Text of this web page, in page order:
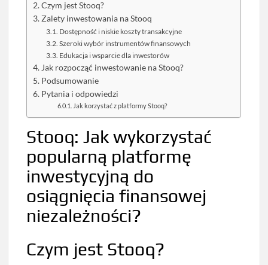
Czym jest Stooq?
Zalety inwestowania na Stooq
Dostępność i niskie koszty transakcyjne
Szeroki wybór instrumentów finansowych
Edukacja i wsparcie dla inwestorów
Jak rozpocząć inwestowanie na Stooq?
Podsumowanie
Pytania i odpowiedzi
Jak korzystać z platformy Stooq?
Stooq: Jak wykorzystać
popularną platformę
inwestycyjną do
osiągnięcia finansowej
niezależności?
Czym jest Stooq?